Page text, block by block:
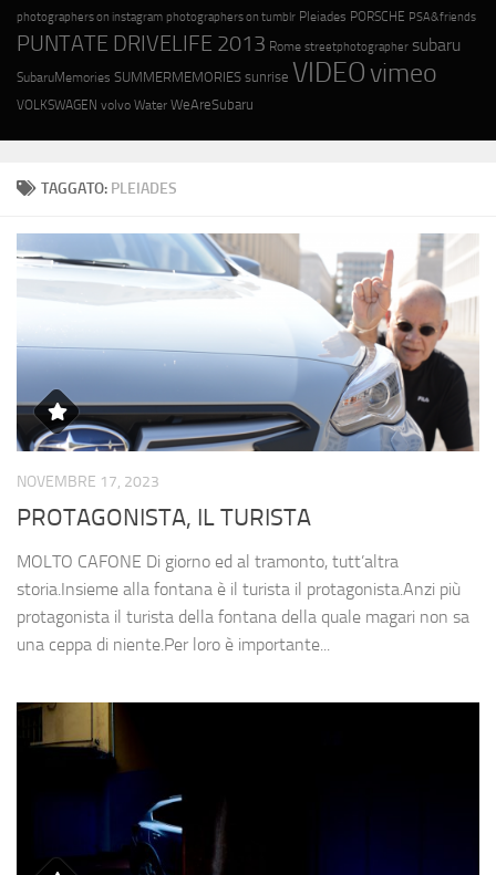
TAGGATO: PLEIADES
NOVEMBRE 17, 2023
PROTAGONISTA, IL TURISTA
MOLTO CAFONE Di giorno ed al tramonto, tutt’altra
storia.Insieme alla fontana è il turista il protagonista.Anzi più
protagonista il turista della fontana della quale magari non sa
una ceppa di niente.Per loro è importante...
photographers on instagram photographers on tumblr Pleiades PORSCHE PSA&friends
PUNTATE DRIVELIFE 2013 Rome streetphotographer subaru
SubaruMemories SUMMERMEMORIES sunrise VIDEOvimeo
VOLKSWAGEN volvo Water WeAreSubaru